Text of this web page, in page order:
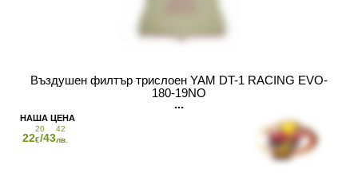
Въздушен филтър трислоен YAM DT-1 RACING EVO-
180-19NO
22
20
€/43
42
лв.